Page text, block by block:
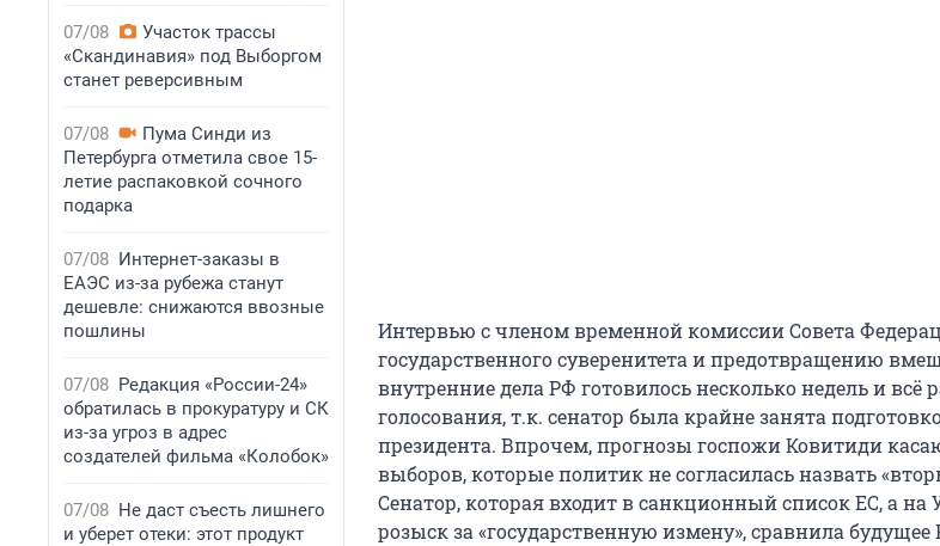
07/08
Участок трассы
«Скандинавия» под Выборгом
станет реверсивным
07/08
Пума Синди из
Петербурга отметила свое 15-
летие распаковкой сочного
подарка
07/08 Интернет-заказы в
ЕАЭС из-за рубежа станут
дешевле: снижаются ввозные
пошлины
07/08 Редакция «России-24»
обратилась в прокуратуру и СК
из-за угроз в адрес
создателей фильма «Колобок»
07/08 Не даст съесть лишнего
и уберет отеки: этот продукт
Интервью с членом временной комиссии Совета
государственного суверенитета и предотвращению
внутренние дела РФ готовилось несколько недель и
голосования, т.к. сенатор была крайне занята
президента. Впрочем, прогнозы госпожи Ковитиди
выборов, которые политик не согласилась назвать
Сенатор, которая входит в санкционный список ЕС, а на
розыск за «государственную измену», сравнила будущее